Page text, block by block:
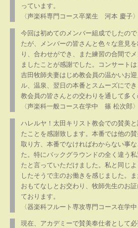
っています。
〈声楽科専門コース卒業生 河本 慶子〉
今回は初めてのメンバー組成でしたの
たが、メンバーの皆さんと色々な意見
り、合わせができ、また練習の合間で
ましたことが感謝でした。コンサート
吉田牧師夫妻はじめ教会員の温かいお
ル、温泉、翌日の本番とスムーズにで
教会員の皆さんとの交わりを通して多く
〈声楽科一般コース在学中 篠 松次郎〉
ハレルヤ！太田キリスト教会での賛美
たことを感謝致します。本番では他の
取り方、本番でなければわからない事
た。特にバックグラウンドの全く違う
たと言っていただけました。私と同じ
したそうで主のお働きを感じました。
おもてなしとお交わり、牧師先生のお
ております。
〈器楽科フルート専攻専門コース在学
現在、アカデミーで賛美奉仕者として